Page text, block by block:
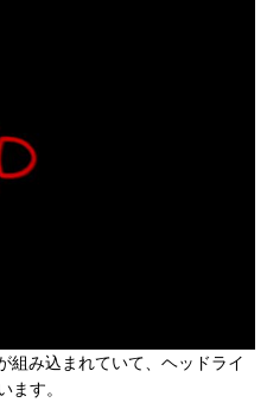
組み込まれていて、ヘッドライ
ます。